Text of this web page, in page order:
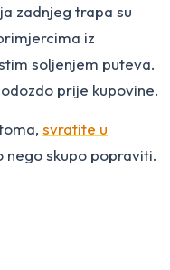
zadnjeg trapa su
iz
soljenjem puteva.
prije kupovine.
svratite u
skupo popraviti.